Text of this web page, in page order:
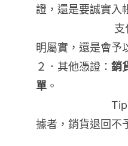
證，還是要誠實入
支付貨款單
明屬實，還是會予
２．其他憑證： 銷
單 。
Tips：未能
據者，銷貨退回不